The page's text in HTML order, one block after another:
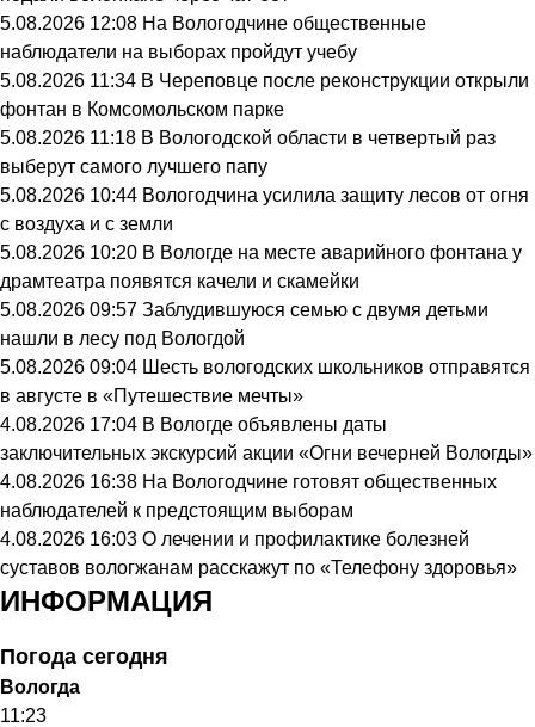
5.08.2026 12:08 На Вологодчине общественные
наблюдатели на выборах пройдут учебу
5.08.2026 11:34 В Череповце после реконструкции открыли
фонтан в Комсомольском парке
5.08.2026 11:18 В Вологодской области в четвертый раз
выберут самого лучшего папу
5.08.2026 10:44 Вологодчина усилила защиту лесов от огня
с воздуха и с земли
5.08.2026 10:20 В Вологде на месте аварийного фонтана у
драмтеатра появятся качели и скамейки
5.08.2026 09:57 Заблудившуюся семью с двумя детьми
нашли в лесу под Вологдой
5.08.2026 09:04 Шесть вологодских школьников отправятся
в августе в «Путешествие мечты»
4.08.2026 17:04 В Вологде объявлены даты
заключительных экскурсий акции «Огни вечерней Вологды»
4.08.2026 16:38 На Вологодчине готовят общественных
наблюдателей к предстоящим выборам
4.08.2026 16:03 О лечении и профилактике болезней
суставов вологжанам расскажут по «Телефону здоровья»
ИНФОРМАЦИЯ
Погода сегодня
Вологда
11:23